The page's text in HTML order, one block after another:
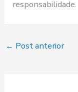
responsabilidade.
← Post anterior